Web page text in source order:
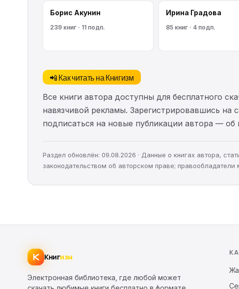
Борис Акунин
239 книг · 11 подп.
Ирина Градова
85 книг · 4 подп.
📲 Как читать на Книгизм
Все книги автора доступны для бесплатного
навязчивой рекламы. Зарегистрировавшись на
подписаться на новые публикации автора —
Раздел обновлён: 09.08.2026 · Данные о книгах автора,
законодательством об авторском праве; правообладатели
Книгизм
Электронная библиотека, где любой может